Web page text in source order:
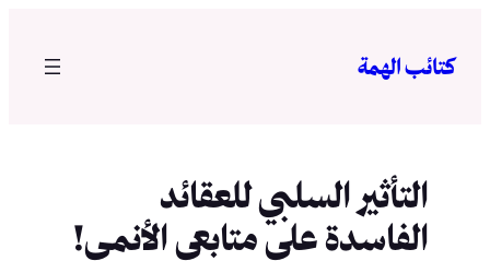
المحتوى
كتائب الهمة
التأثير السلبي للعقائد
الفاسدة على متابعي الأنمي!